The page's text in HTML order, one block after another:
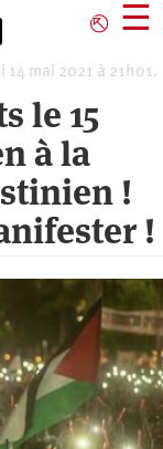
⎋ ☰
14 mai 2021 à 21h01.
le 15
à la
!
!